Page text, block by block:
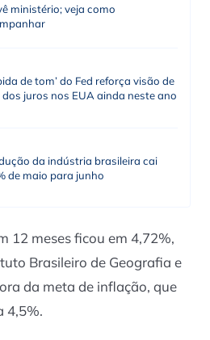
ministério; veja como
de tom’ do Fed reforça visão de
juros nos EUA ainda neste ano
da indústria brasileira cai
de maio para junho
12 meses ficou em 4,72%,
Brasileiro de Geografia e
da meta de inflação, que
4,5%.